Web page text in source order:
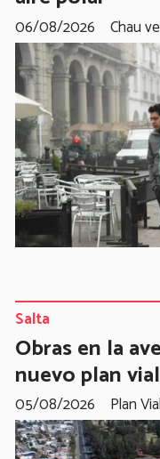
Chau
06/08/2026
Obras en la
nuevo plan
Plan
Salta
05/08/2026